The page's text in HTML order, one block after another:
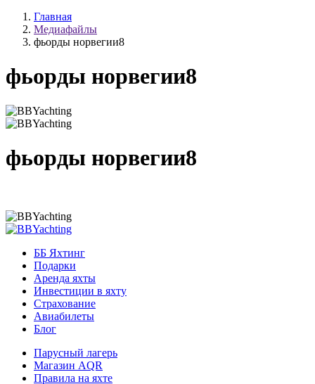
Главная
Медиафайлы
фьорды норвегии8
фьорды норвегии8
фьорды норвегии8
ББ Яхтинг
Подарки
Аренда яхты
Инвестиции в яхту
Страхование
Авиабилеты
Блог
Парусный лагерь
Магазин AQR
Правила на яхте